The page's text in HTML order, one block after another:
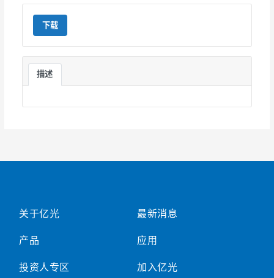
下载
描述
关于亿光
产品
投资人专区
最新消息
应用
加入亿光